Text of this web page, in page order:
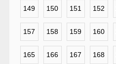
149 150 151 152
157 158 159 160
165 166 167 168